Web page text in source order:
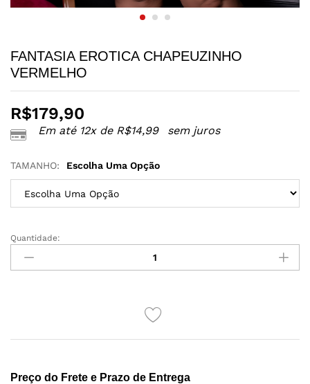
FANTASIA EROTICA CHAPEUZINHO
VERMELHO
R$179,90
Em até 12x de R$14,99 sem juros
TAMANHO: Escolha Uma Opção
FANTASIA
EROTICA
CHAPEUZINHO
Quantidade:
Preço do Frete e Prazo de Entrega